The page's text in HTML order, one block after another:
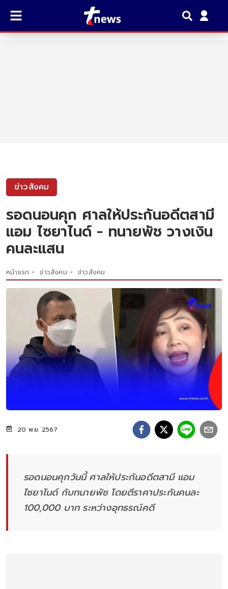
ข่าวสังคม
รอดนอนคุก ศาลให้ประกันอดีตสามี
แอม ไซยาไนด์ - ทนายพัช วางเงิน
คนละแสน
หน้าแรก ข่าวสังคม ข่าวสังคม
20 พ.ย. 2567
รอดนอนคุกวันนี้ ศาลให้ประกันอดีตสามี แอม
ไซยาไนด์ กับทนายพัช โดยตีราคาประกันคนละ
100,000 บาท ระหว่างอุทธรณ์คดี